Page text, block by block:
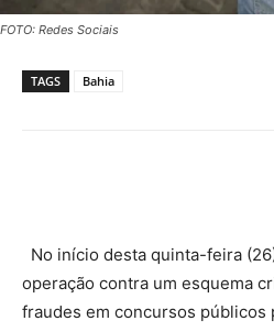
FOTO: Redes Sociais
TAGS Bahia
No início desta quinta-feira
operação contra um esquema
fraudes em concursos